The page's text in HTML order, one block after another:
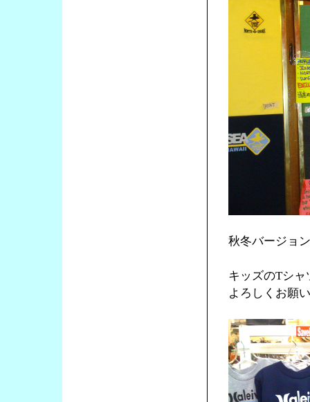
秋冬バージョ
キッズのTシ
よろしくお願